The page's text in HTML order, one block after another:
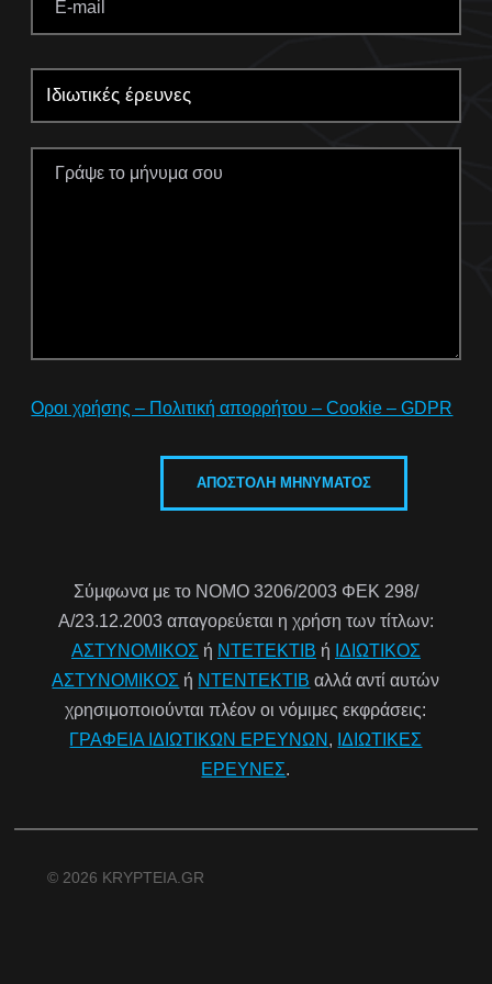
Οροι χρήσης – Πολιτική απορρήτου – Cookie – GDPR
Σύμφωνα με το ΝΟΜΟ 3206/2003 ΦΕΚ 298/
Α/23.12.2003 απαγορεύεται η χρήση των τίτλων:
ΑΣΤΥΝΟΜΙΚΟΣ ή ΝΤΕΤΕΚΤΙΒ ή ΙΔΙΩΤΙΚΟΣ
ΑΣΤΥΝΟΜΙΚΟΣ ή ΝΤΕΝΤΕΚΤΙΒ αλλά αντί αυτών
χρησιμοποιούνται πλέον οι νόμιμες εκφράσεις:
ΓΡΑΦΕΙΑ ΙΔΙΩΤΙΚΩΝ ΕΡΕΥΝΩΝ , ΙΔΙΩΤΙΚΕΣ
ΕΡΕΥΝΕΣ.
© 2026 KRYPTEIA.GR